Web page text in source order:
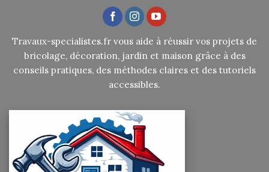
Travaux-specialistes.fr vous aide à réussir vos projets de
bricolage, décoration, jardin et maison grâce à des
conseils pratiques, des méthodes claires et des tutoriels
accessibles.